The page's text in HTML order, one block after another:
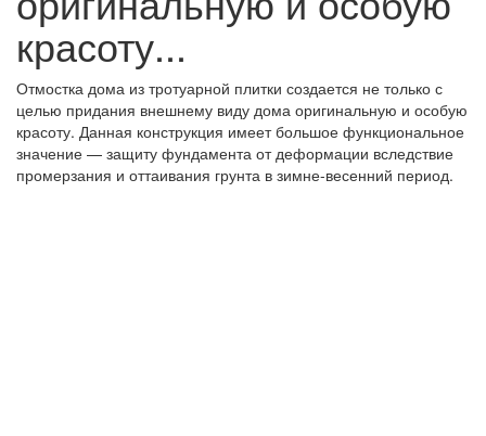
красоту...
Отмостка дома из тротуарной плитки создается не только с
целью придания внешнему виду дома оригинальную и особую
красоту. Данная конструкция имеет большое функциональное
значение — защиту фундамента от деформации вследствие
промерзания и оттаивания грунта в зимне-весенний период.